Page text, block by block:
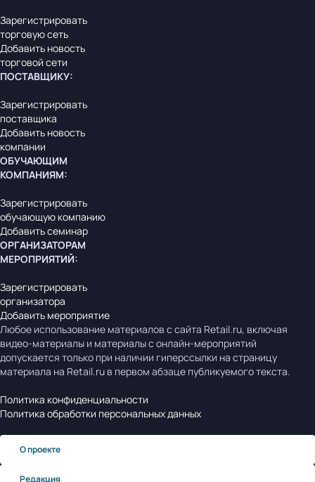
Зарегистрировать
торговую сеть
Добавить новость
торговой сети
ПОСТАВЩИКУ:
Зарегистрировать
поставщика
Добавить новость
компании
ОБУЧАЮЩИМ
КОМПАНИЯМ:
Зарегистрировать
обучающую компанию
Добавить семинар
ОРГАНИЗАТОРАМ
МЕРОПРИЯТИЙ:
Зарегистрировать
организатора
Добавить мероприятие
Любое использование материалов с сайта Retail.ru, включая
видео-материалы и материалы с онлайн-мероприятий
допускается только при наличии гиперссылки на страницу
материала на Retail.ru в первом абзаце публикуемого текста.
Политика конфиденциальности
Политика обработки персональных данных
О проекте
Редакция